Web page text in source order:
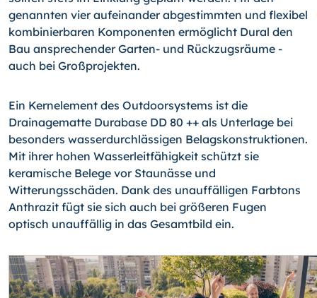
genannten vier aufeinander abgestimmten und flexibel
kombinierbaren Komponenten ermöglicht Dural den
Bau ansprechender Garten- und Rückzugsräume -
auch bei Großprojekten.
Ein Kernelement des Outdoorsystems ist die
Drainagematte Durabase DD 80 ++ als Unterlage bei
besonders wasserdurchlässigen Belagskonstruktionen.
Mit ihrer hohen Wasserleitfähigkeit schützt sie
keramische Belege vor Staunässe und
Witterungsschäden. Dank des unauffälligen Farbtons
Anthrazit fügt sie sich auch bei größeren Fugen
optisch unauffällig in das Gesamtbild ein.